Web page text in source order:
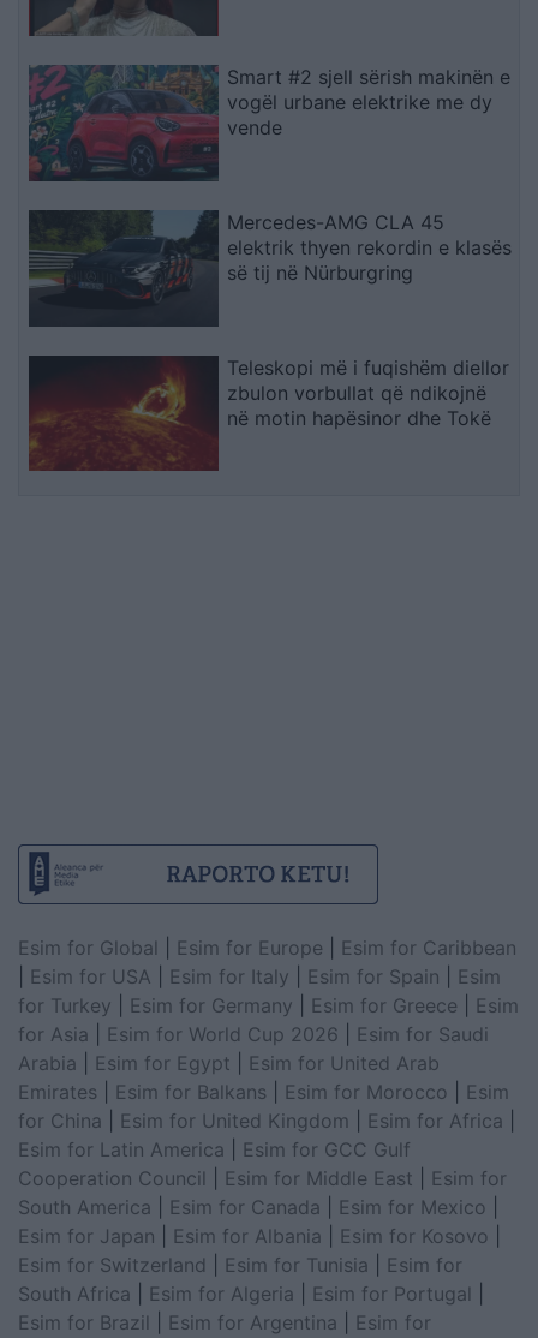
Smart #2 sjell sërish makinën e
vogël urbane elektrike me dy
vende
Mercedes-AMG CLA 45
elektrik thyen rekordin e klasës
së tij në Nürburgring
Teleskopi më i fuqishëm diellor
zbulon vorbullat që ndikojnë
në motin hapësinor dhe Tokë
Esim for Global Esim for Europe
Esim for Caribbean
Esim for USA Esim for Italy Esim for Spain
Esim
for Turkey
Esim for Germany Esim for Greece
Esim
for Asia
Esim for World Cup 2026
Esim for Saudi
Arabia
Esim for Egypt
Esim for United Arab
Emirates
Esim for Balkans Esim for Morocco
Esim
for China
Esim for United Kingdom Esim for Africa
Esim for Latin America
Esim for GCC Gulf
Cooperation Council
Esim for Middle East
Esim for
South America
Esim for Canada Esim for Mexico
Esim for Japan
Esim for Albania Esim for Kosovo
Esim for Switzerland
Esim for Tunisia
Esim for
South Africa
Esim for Algeria Esim for Portugal
Esim for Brazil
Esim for Argentina
Esim for